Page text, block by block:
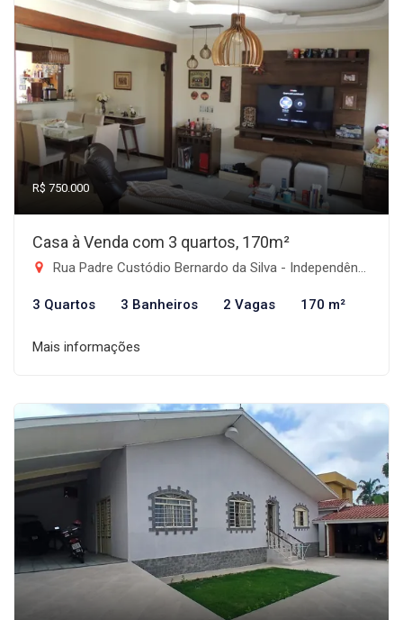
R$ 750.000
Casa à Venda com 3 quartos, 170m²
Rua Padre Custódio Bernardo da Silva - Independência, Taubaté-SP
3 Quartos 3 Banheiros 2 Vagas 170 m²
Mais informações